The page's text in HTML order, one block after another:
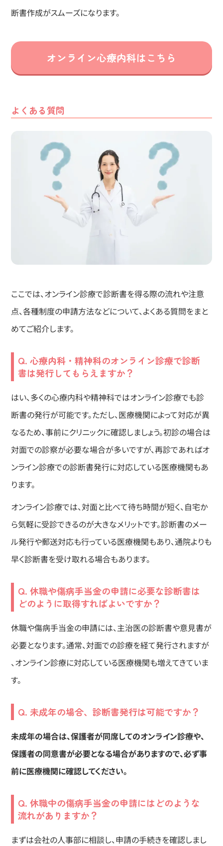
断書作成がスムーズになります。
オンライン心療内科はこちら
よくある質問
ここでは、オンライン診療で診断書を得る際の流れや注意
点、各種制度の申請方法などについて、よくある質問をまと
めてご紹介します。
Q. 心療内科・精神科のオンライン診療で診断
書は発行してもらえますか？
はい、多くの心療内科や精神科ではオンライン診療でも診
断書の発行が可能です。ただし、医療機関によって対応が異
なるため、事前にクリニックに確認しましょう。初診の場合は
対面での診察が必要な場合が多いですが、再診であればオ
ンライン診療での診断書発行に対応している医療機関もあ
ります。
オンライン診療では、対面と比べて待ち時間が短く、自宅か
ら気軽に受診できるのが大きなメリットです。診断書のメー
ル発行や郵送対応も行っている医療機関もあり、通院よりも
早く診断書を受け取れる場合もあります。
Q. 休職や傷病手当金の申請に必要な診断書は
どのように取得すればよいですか？
休職や傷病手当金の申請には、主治医の診断書や意見書が
必要となります。通常、対面での診療を経て発行されますが
、オンライン診療に対応している医療機関も増えてきていま
す。
Q. 未成年の場合、診断書発行は可能ですか？
未成年の場合は、保護者が同席してのオンライン診療や、
保護者の同意書が必要となる場合がありますので、必ず事
前に医療機関に確認してください。
Q. 休職中の傷病手当金の申請にはどのような
流れがありますか？
まずは会社の人事部に相談し、申請の手続きを確認しまし